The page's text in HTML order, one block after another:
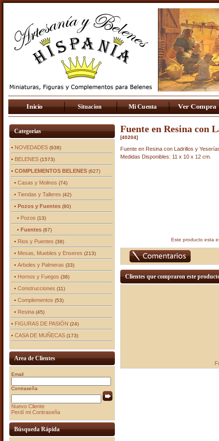
Categorias
• NOVEDADES(938)
• BELENES(1573)
• COMPLEMENTOS BELENES(627)
• Casas y Molinos (74)
• Tiendas y Talleres (42)
• Pozos y Fuentes(80)
• Pozos (13)
• Fuentes(67)
• Rios y Puentes (38)
• Mesas, Muebles y Enseres (213)
• Arboles y Palmeras (33)
• Hornos y Fuegos (38)
• Construcciones (11)
• Complementos (53)
• Resina(45)
• FIGURAS DE PASIÓN (24)
• CASA DE MUÑECAS(173)
Area de Clientes
Email
Contraseña
Nuevo Cliente
Perdí mi Contraseña
Búsqueda Rápida
Fuente en Resina con
[40204]
Fuente en Resina con Ladrillos y
Medidas Disponibles: 11 x 10 x 12 cm.
Este producto esta
Clientes que compraron este